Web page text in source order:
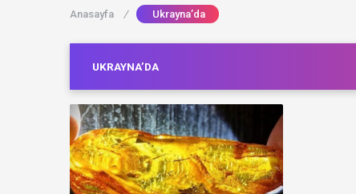
Anasayfa / Ukrayna’da
UKRAYNA’DA